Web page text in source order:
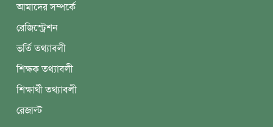
আমাদের সম্পর্কে
রেজিস্ট্রেশন
ভর্তি তথ্যাবলী
শিক্ষক তথ্যাবলী
শিক্ষার্থী তথ্যাবলী
রেজাল্ট